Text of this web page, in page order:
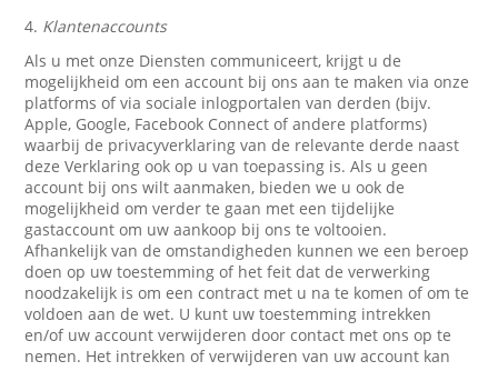
4. Klantenaccounts
Als u met onze Diensten communiceert, krijgt u de
mogelijkheid om een account bij ons aan te maken via onze
platforms of via sociale inlogportalen van derden (bijv.
Apple, Google, Facebook Connect of andere platforms)
waarbij de privacyverklaring van de relevante derde naast
deze Verklaring ook op u van toepassing is. Als u geen
account bij ons wilt aanmaken, bieden we u ook de
mogelijkheid om verder te gaan met een tijdelijke
gastaccount om uw aankoop bij ons te voltooien.
Afhankelijk van de omstandigheden kunnen we een beroep
doen op uw toestemming of het feit dat de verwerking
noodzakelijk is om een contract met u na te komen of om te
voldoen aan de wet. U kunt uw toestemming intrekken
en/of uw account verwijderen door contact met ons op te
nemen. Het intrekken of verwijderen van uw account kan